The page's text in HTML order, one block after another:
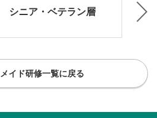
シニア・ベテラン層
イド研修一覧に戻る